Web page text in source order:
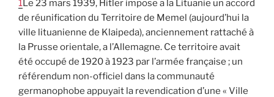
1Le 23 mars 1939, Hitler impose a la Lituanie un accord
de réunification du Territoire de Memel (aujourd’hui la
ville lituanienne de Klaipeda), anciennement rattaché à
la Prusse orientale, a l’Allemagne. Ce territoire avait
été occupé de 1920 à 1923 par l’armée française ; un
référendum non-officiel dans la communauté
germanophobe appuyait la revendication d’une « Ville